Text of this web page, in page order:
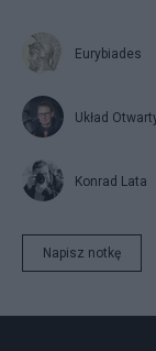
Eurybiades
Układ
Konrad Lata
Napisz notkę